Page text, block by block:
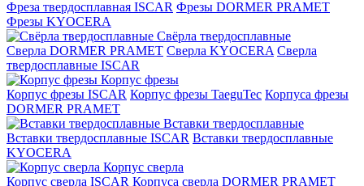
Фреза твердосплавная ISCAR Фрезы DORMER PRAMET
Фрезы KYOCERA
Свёрла твердосплавные
Сверла DORMER PRAMET Сверла KYOCERA Сверла
твердосплавные ISCAR
Корпус фрезы
Корпус фрезы ISCAR Корпус фрезы TaeguTec Корпуса фрезы
DORMER PRAMET
Вставки твердосплавные
Вставки твердосплавные ISCAR Вставки твердосплавные
KYOCERA
Корпус сверла
Корпус сверла ISCAR Корпуса сверла DORMER PRAMET